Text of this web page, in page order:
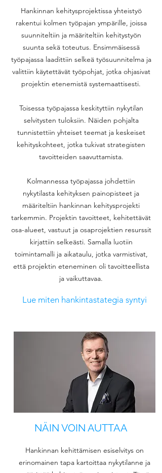
Hankinnan kehitysprojektissa yhteistyö
rakentui kolmen työpajan ympärille, joissa
suunniteltiin ja määriteltiin kehitystyön
suunta sekä toteutus. Ensimmäisessä
työpajassa laadittiin selkeä työsuunnitelma ja
valittiin käytettävät työpohjat, jotka ohjasivat
projektin etenemistä systemaattisesti.
Toisessa työpajassa keskityttiin nykytilan
selvitysten tuloksiin. Näiden pohjalta
tunnistettiin yhteiset teemat ja keskeiset
kehityskohteet, jotka tukivat strategisten
tavoitteiden saavuttamista.
Kolmannessa työpajassa johdettiin
nykytilasta kehityksen painopisteet ja
määriteltiin hankinnan kehitysprojekti
tarkemmin. Projektin tavoitteet, kehitettävät
osa-alueet, vastuut ja osaprojektien resurssit
kirjattiin selkeästi. Samalla luotiin
toimintamalli ja aikataulu, jotka varmistivat,
että projektin eteneminen oli tavoitteellista
ja vaikuttavaa.
Lue miten hankintastategia syntyi
NÄIN VOIN AUTTAA
Hankinnan kehittämisen esiselvitys on
erinomainen tapa kartoittaa nykytilanne ja